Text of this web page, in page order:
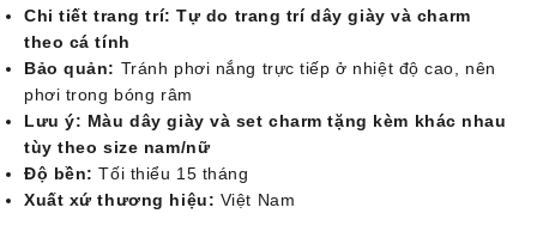
Chi tiết trang trí: Tự do trang trí dây giày và charm
theo cá tính
Bảo quản: Tránh phơi nắng trực tiếp ở nhiệt độ cao, nên
phơi trong bóng râm
Lưu ý: Màu dây giày và set charm tặng kèm khác nhau
tùy theo size nam/nữ
Độ bền: Tối thiểu 15 tháng
Xuất xứ thương hiệu: Việt Nam